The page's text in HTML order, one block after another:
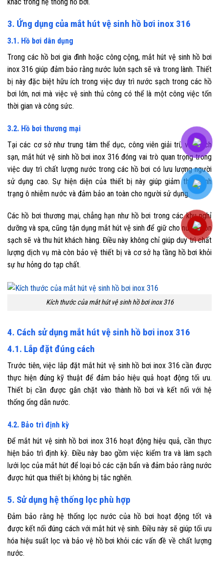
khác trong hệ thống hồ bơi.
3. Ứng dụng của mắt hút vệ sinh hồ bơi inox 316
3.1. Hồ bơi dân dụng
Trong các hồ bơi gia đình hoặc công cộng, mắt hút vệ sinh hồ bơi
inox 316 giúp đảm bảo rằng nước luôn sạch sẽ và trong lành. Thiết
bị này đặc biệt hữu ích trong việc duy trì nước sạch trong các hồ
bơi lớn, nơi mà việc vệ sinh thủ công có thể là một công việc tốn
thời gian và công sức.
3.2. Hồ bơi thương mại
Tại các cơ sở như trung tâm thể dục, công viên giải trí, và khách
sạn, mắt hút vệ sinh hồ bơi inox 316 đóng vai trò quan trọng trong
việc duy trì chất lượng nước trong các hồ bơi có lưu lượng người
sử dụng cao. Sự hiện diện của thiết bị này giúp giảm thiểu tình
trạng ô nhiễm nước và đảm bảo an toàn cho người sử dụng.
Các hồ bơi thương mại, chẳng hạn như hồ bơi trong các khu nghỉ
dưỡng và spa, cũng tận dụng mắt hút vệ sinh để giữ cho nước luôn
sạch sẽ và thu hút khách hàng. Điều này không chỉ giúp duy trì chất
lượng dịch vụ mà còn bảo vệ thiết bị và cơ sở hạ tầng hồ bơi khỏi
sự hư hỏng do tạp chất.
Kích thước của mắt hút vệ sinh hồ bơi inox 316
4. Cách sử dụng mắt hút vệ sinh hồ bơi inox 316
4.1. Lắp đặt đúng cách
Trước tiên, việc lắp đặt mắt hút vệ sinh hồ bơi inox 316 cần được
thực hiện đúng kỹ thuật để đảm bảo hiệu quả hoạt động tối ưu.
Thiết bị cần được gắn chặt vào thành hồ bơi và kết nối với hệ
thống ống dẫn nước.
4.2. Bảo trì định kỳ
Để mắt hút vệ sinh hồ bơi inox 316 hoạt động hiệu quả, cần thực
hiện bảo trì định kỳ. Điều này bao gồm việc kiểm tra và làm sạch
lưới lọc của mắt hút để loại bỏ các cặn bẩn và đảm bảo rằng nước
được hút qua thiết bị không bị tắc nghẽn.
5. Sử dụng hệ thống lọc phù hợp
Đảm bảo rằng hệ thống lọc nước của hồ bơi hoạt động tốt và
được kết nối đúng cách với mắt hút vệ sinh. Điều này sẽ giúp tối ưu
hóa hiệu suất lọc và bảo vệ hồ bơi khỏi các vấn đề về chất lượng
nước.